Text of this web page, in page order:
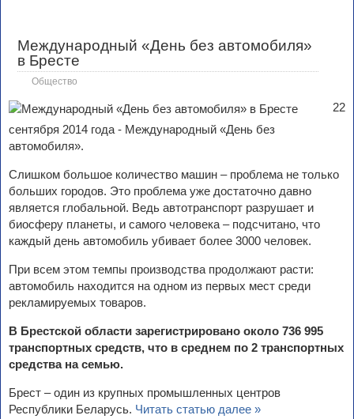
Международный «День без автомобиля»
в Бресте
Общество
22
сентября 2014 года - Международный «День без
автомобиля».
Слишком большое количество машин – проблема не только
больших городов. Это проблема уже достаточно давно
является глобальной. Ведь автотранспорт разрушает и
биосферу планеты, и самого человека – подсчитано, что
каждый день автомобиль убивает более 3000 человек.
При всем этом темпы производства продолжают расти:
автомобиль находится на одном из первых мест среди
рекламируемых товаров.
В Брестской области зарегистрировано около 736 995
транспортных средств, что в среднем по 2 транспортных
средства на семью.
Брест – один из крупных промышленных центров
Республики Беларусь. Читать статью далее »